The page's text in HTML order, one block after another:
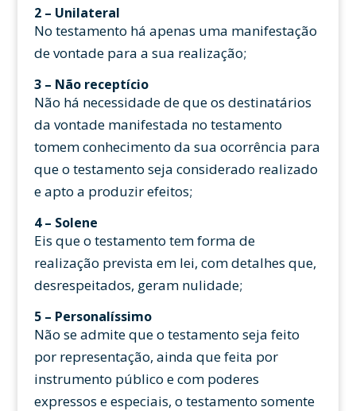
2 – Unilateral
No testamento há apenas uma manifestação
de vontade para a sua realização;
3 – Não receptício
Não há necessidade de que os destinatários
da vontade manifestada no testamento
tomem conhecimento da sua ocorrência para
que o testamento seja considerado realizado
e apto a produzir efeitos;
4 – Solene
Eis que o testamento tem forma de
realização prevista em lei, com detalhes que,
desrespeitados, geram nulidade;
5 – Personalíssimo
Não se admite que o testamento seja feito
por representação, ainda que feita por
instrumento público e com poderes
expressos e especiais, o testamento somente